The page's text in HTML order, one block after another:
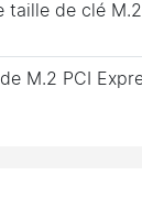
taille de clé M.2
M.2 PCI